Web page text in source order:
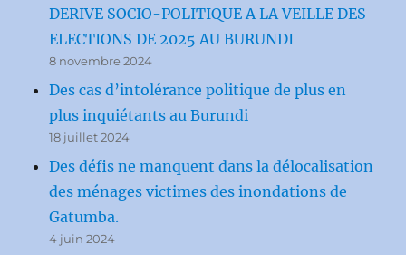
DERIVE SOCIO-POLITIQUE A LA VEILLE DES
ELECTIONS DE 2025 AU BURUNDI
8 novembre 2024
Des cas d’intolérance politique de plus en
plus inquiétants au Burundi
18 juillet 2024
Des défis ne manquent dans la délocalisation
des ménages victimes des inondations de
Gatumba.
4 juin 2024